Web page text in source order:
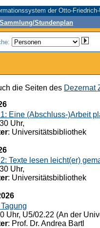
der Otto-
Sammlung/Stundenplan
die Seiten des Dezernat
Eine (Abschluss-)Arbeit
Uhr,
: Universitätsbibliothek
Texte lesen leicht(er)
Uhr,
: Universitätsbibliothek
Uhr, U5/02.22 (An der
: Prof. Dr. Andrea Bartl